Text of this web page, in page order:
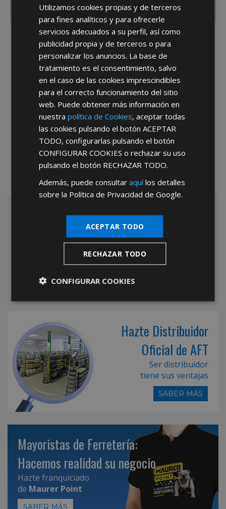
He leído y acepto la Política de Privacidad
*Abstenerse particulares, sólo venta a tiendas y empresas minoristas y
Hazte Distribuidor
Oficial de AFT
Ser distribuidor
tiene sus ventajas
SABER MÁS
Mayoristas de Ferretería:
Hacemos realidad su negocio
Hazte franquiciado
de Maurer Point
SABER MÁS
Utilizamos cookies propias y de terceros
para fines analíticos y para ofrecerle
servicios adecuados a su perfil, así como
publicidad propia y de terceros o para
personalizar los anuncios. La base de
tratamiento es el consentimiento, salvo
en el caso de las cookies imprescindibles
para el correcto funcionamiento del sitio
web. Puede obtener más información en
nuestrapolítica de Cookies, aceptar todas
las cookies pulsando el botónACEPTAR
TODO, configurarlas pulsando el botón
CONFIGURAR COOKIES o rechazar su uso
pulsando el botón RECHAZAR TODO.
Además, puede consultaraquílos detalles
sobre la Política de Privacidad de Google.
ACEPTAR TODO
RECHAZAR TODO
CONFIGURAR COOKIES